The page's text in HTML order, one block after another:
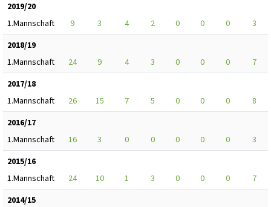
2019/20
1.Mannschaft
9 3 4 2 0 0 0
3
2018/19
1.Mannschaft
24 9 4 3 0 0 0
7
2017/18
1.Mannschaft
26 15 7 5 0 0 0
8
2016/17
1.Mannschaft
16 3 0 0 0 0 0
3
2015/16
1.Mannschaft
24 10 1 3 0 0 0
7
2014/15